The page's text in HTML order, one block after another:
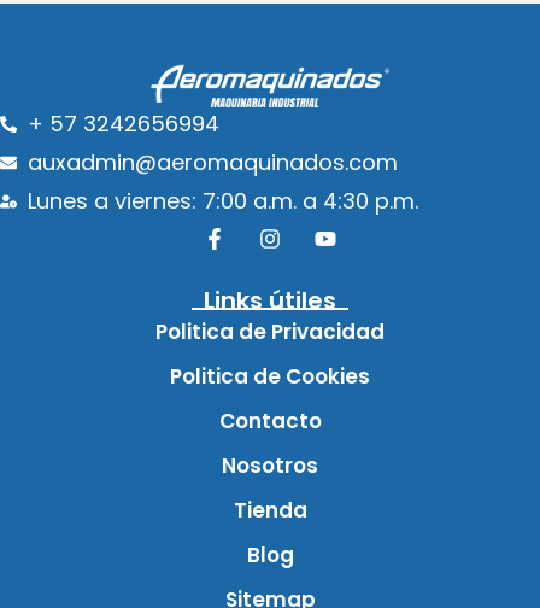
+ 57 3242656994
auxadmin@aeromaquinados.com
Lunes a viernes: 7:00 a.m. a 4:30 p.m.
Links útiles
Politica de Privacidad
Politica de Cookies
Contacto
Nosotros
Tienda
Blog
Sitemap